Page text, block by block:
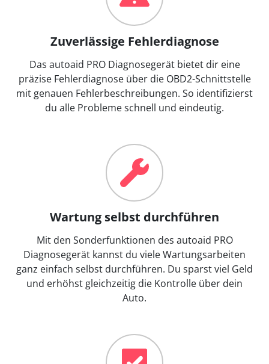
Zuverlässige Fehlerdiagnose
Das autoaid PRO Diagnosegerät bietet dir eine
präzise Fehlerdiagnose über die OBD2-Schnittstelle
mit genauen Fehlerbeschreibungen. So identifizierst
du alle Probleme schnell und eindeutig.
Wartung selbst durchführen
Mit den Sonderfunktionen des autoaid PRO
Diagnosegerät kannst du viele Wartungsarbeiten
ganz einfach selbst durchführen. Du sparst viel Geld
und erhöhst gleichzeitig die Kontrolle über dein
Auto.